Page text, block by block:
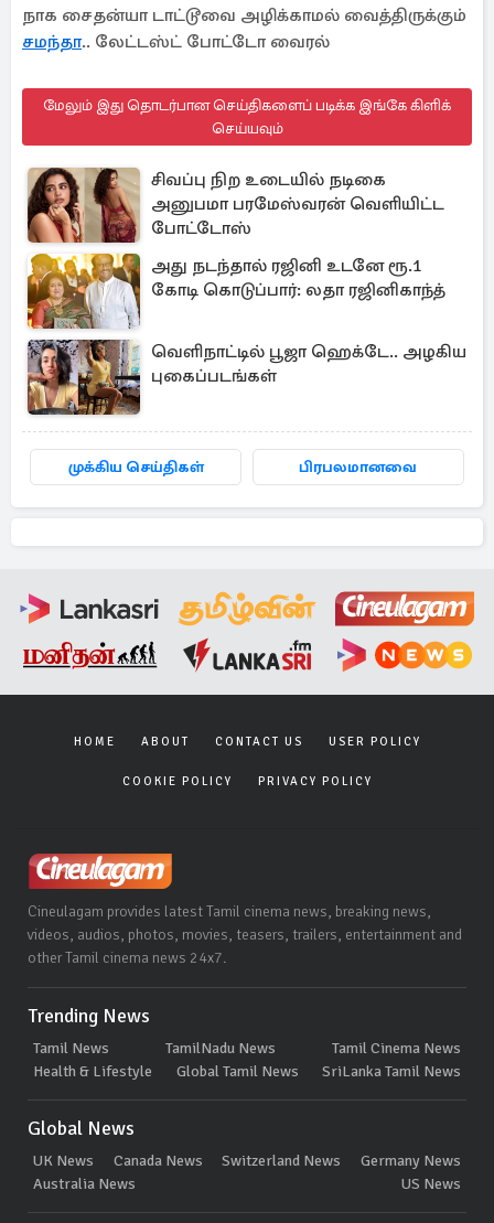
நாக சைதன்யா டாட்டூவை அழிக்காமல் வைத்திருக்கும்
சமந்தா.. லேட்டஸ்ட் போட்டோ வைரல்
மேலும் இது தொடர்பான செய்திகளைப் படிக்க இங்கே கிளிக்
செய்யவும்
சிவப்பு நிற உடையில் நடிகை
அனுபமா பரமேஸ்வரன் வெளியிட்ட
போட்டோஸ்
அது நடந்தால் ரஜினி உடனே ரூ.1
கோடி கொடுப்பார்: லதா ரஜினிகாந்த்
வெளிநாட்டில் பூஜா ஹெக்டே.. அழகிய
புகைப்படங்கள்
முக்கிய செய்திகள் பிரபலமானவை
HOME ABOUT CONTACT US USER POLICY
COOKIE POLICY PRIVACY POLICY
Cineulagam provides latest Tamil cinema news, breaking news,
videos, audios, photos, movies, teasers, trailers, entertainment and
other Tamil cinema news 24x7.
Trending News
Tamil News TamilNadu News
Tamil Cinema News
Health & Lifestyle
Global Tamil News SriLanka Tamil News
Global News
UK News Canada News Switzerland News
Germany News
Australia News
US News